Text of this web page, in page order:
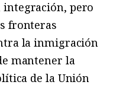
pero
fronteras
la inmigración
mantener la
de la Unión